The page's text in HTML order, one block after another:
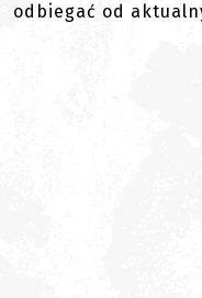
odbiegać od